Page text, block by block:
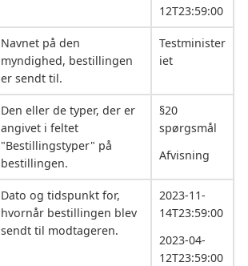
12T23:59:00
Navnet på den
myndighed, bestillingen
er sendt til.
Testminister
iet
Den eller de typer, der er
angivet i feltet
"Bestillingstyper" på
bestillingen.
§20
spørgsmål
Afvisning
Dato og tidspunkt for,
hvornår bestillingen blev
sendt til modtageren.
2023-11-
14T23:59:00
2023-04-
12T23:59:00